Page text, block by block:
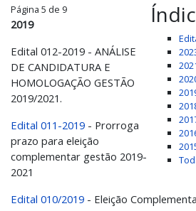
Página 5 de 9
2019
Edital 012-2019 - ANÁLISE
DE CANDIDATURA E
HOMOLOGAÇÃO GESTÃO
2019/2021.
Edital 011-2019 - Prorroga
prazo para eleição
complementar gestão 2019-
2021
Edital 010/2019 - Eleição